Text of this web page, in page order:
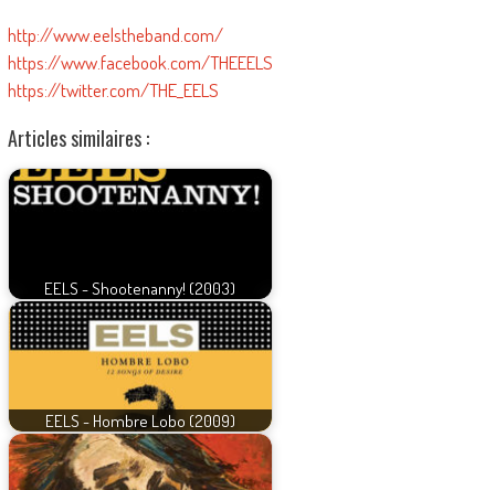
http://www.eelstheband.com/
https://www.facebook.com/THEEELS
https://twitter.com/THE_EELS
Articles similaires :
EELS - Shootenanny! (2003)
EELS - Hombre Lobo (2009)